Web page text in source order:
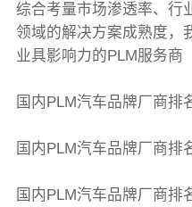
综合考量市场渗透率、行
领域的解决方案成熟度，
业具影响力的PLM服务商
国内PLM汽车品牌厂商排
国内PLM汽车品牌厂商排
国内PLM汽车品牌厂商排